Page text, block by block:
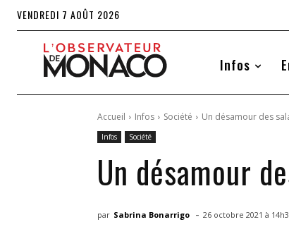
VENDREDI 7 AOÛT 2026
Infos
Accueil Infos Société Un désamour des
Infos Société
Un désamour
par Sabrina Bonarrigo - 26 octobre 2021 à